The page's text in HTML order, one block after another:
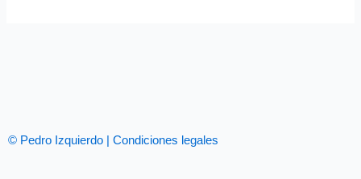
© Pedro Izquierdo | Condiciones legales